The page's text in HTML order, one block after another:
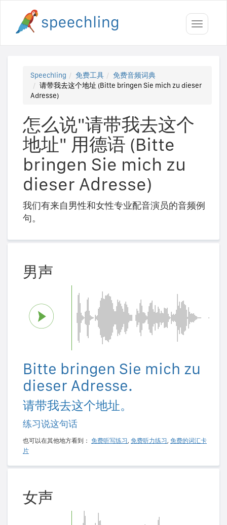
Toggle
Speechling 免费工具
免费音频词典
请带我去这个地址 (Bitte bringen Sie mich zu dieser
Adresse)
怎么说"请带我去这个
地址" 用德语 (Bitte
bringen Sie mich zu
dieser Adresse)
我们有来自男性和女性专业配音演员的音频例
句。
男声
Bitte bringen Sie mich zu
dieser Adresse.
请带我去这个地址。
练习说这句话
也可以在其他地方看到： 免费听写练习, 免费听力练习, 免费的词汇卡
片
女声